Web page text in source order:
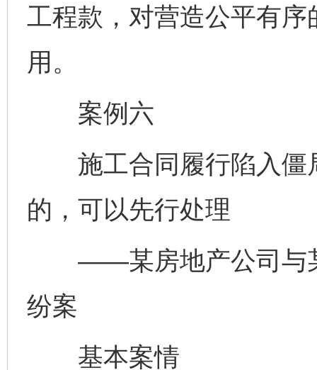
工程款，对营造公平有
用。
案例六
施工合同履行陷入僵
的，可以先行处理
——某房地产公司与某
纷案
基本案情